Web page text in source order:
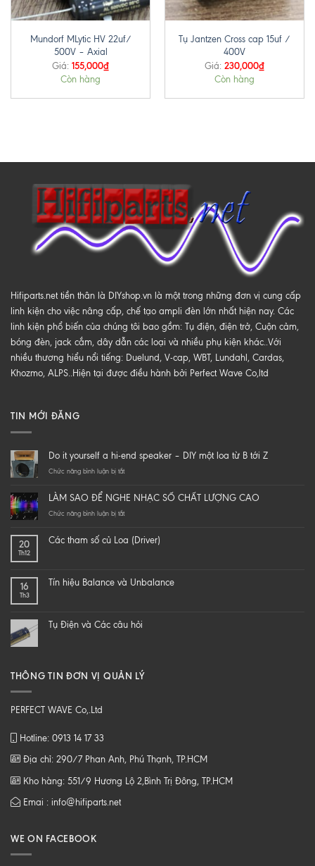
Mundorf MLytic HV 22uf/
500V – Axial
Giá: 155,000₫
Còn hàng
Tụ Jantzen Cross cap 15uf /
400V
Giá: 230,000₫
Còn hàng
Hifiparts.net tiền thân là DIYshop.vn là một trong những đơn vị cung cấp
linh kiện cho việc nâng cấp, chế tạo ampli đèn lớn nhất hiện nay. Các
linh kiện phổ biến của chúng tôi bao gồm: Tụ điện, điện trở, Cuộn cảm,
bóng đèn, jack cắm, dây dẫn các loại và nhiều phụ kiện khác..Với
nhiều thương hiểu nổi tiếng: Duelund, V-cap, WBT, Lundahl, Cardas,
Khozmo, ALPS..Hiện tại được điều hành bởi Perfect Wave Co,ltd
TIN MỚI ĐĂNG
Do it yourself a hi-end speaker – DIY một loa từ B tới Z
Chức năng bình luận bị tắtở
yourself
a
speaker
loa
Z
LÀM SAO ĐỂ NGHE NHẠC SỐ CHẤT LƯỢNG CAO
Chức năng bình luận bị tắtở
ĐỂ
CHẤT
20
Th12
Các tham số củ Loa (Driver)
16
Th3
Tín hiệu Balance và Unbalance
Tụ Điện và Các câu hỏi
THÔNG TIN ĐƠN VỊ QUẢN LÝ
PERFECT WAVE Co,.Ltd
Hotline: 0913 14 17 33
Địa chỉ: 290/7 Phan Anh, Phú Thạnh, TP.HCM
Kho hàng: 551/9 Hương Lộ 2,Bình Trị Đông, TP.HCM
Emai : info@hifiparts.net
WE ON FACEBOOK